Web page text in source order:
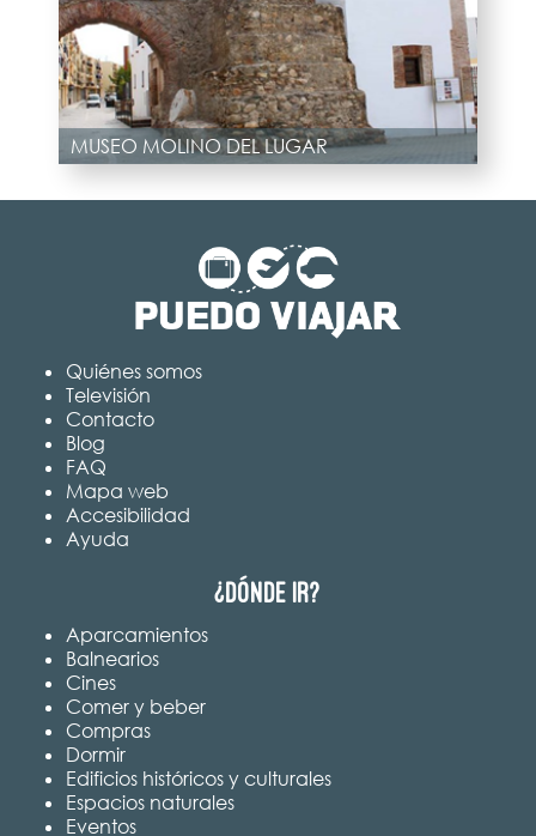
MUSEO MOLINO DEL LUGAR
Quiénes somos
Televisión
Contacto
Blog
FAQ
Mapa web
Accesibilidad
Ayuda
¿Dónde ir?
Aparcamientos
Balnearios
Cines
Comer y beber
Compras
Dormir
Edificios históricos y culturales
Espacios naturales
Eventos